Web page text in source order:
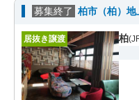
募集終了 柏市（柏）
居抜き譲渡 柏